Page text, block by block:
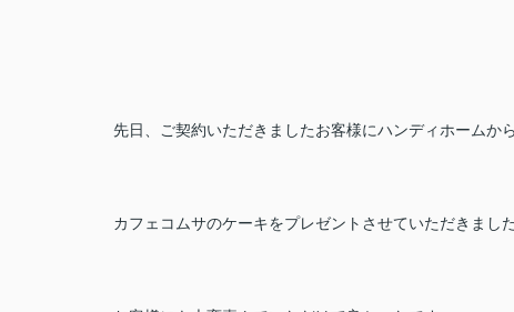
先日、ご契約いただきましたお客様にハンディホームから
カフェコムサのケーキをプレゼントさせていただきました